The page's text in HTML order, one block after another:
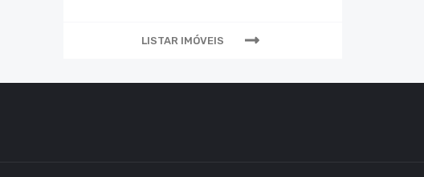
LISTAR IMÓVEIS